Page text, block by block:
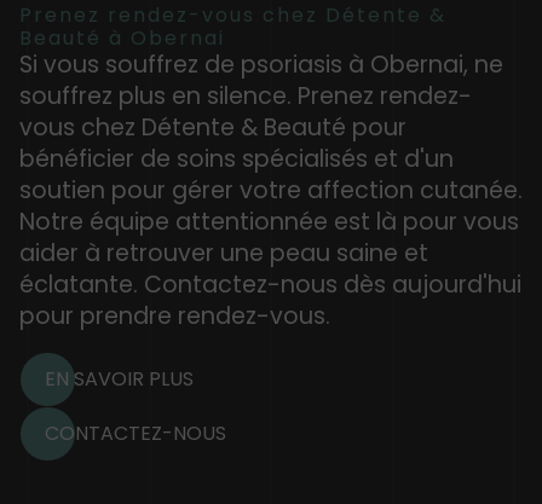
Prenez rendez-vous chez Détente &
Beauté à Obernai
Si vous souffrez de psoriasis à Obernai, ne
souffrez plus en silence. Prenez rendez-
vous chez Détente & Beauté pour
bénéficier de soins spécialisés et d'un
soutien pour gérer votre affection cutanée.
Notre équipe attentionnée est là pour vous
aider à retrouver une peau saine et
éclatante. Contactez-nous dès aujourd'hui
pour prendre rendez-vous.
EN SAVOIR PLUS
CONTACTEZ-NOUS